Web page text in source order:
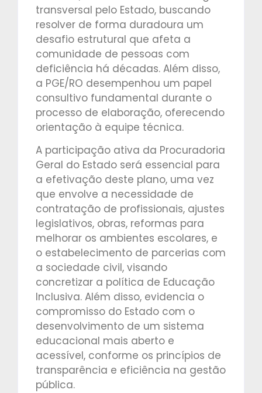
transversal pelo Estado, buscando
resolver de forma duradoura um
desafio estrutural que afeta a
comunidade de pessoas com
deficiência há décadas. Além disso,
a PGE/RO desempenhou um papel
consultivo fundamental durante o
processo de elaboração, oferecendo
orientação à equipe técnica.
A participação ativa da Procuradoria
Geral do Estado será essencial para
a efetivação deste plano, uma vez
que envolve a necessidade de
contratação de profissionais, ajustes
legislativos, obras, reformas para
melhorar os ambientes escolares, e
o estabelecimento de parcerias com
a sociedade civil, visando
concretizar a política de Educação
Inclusiva. Além disso, evidencia o
compromisso do Estado com o
desenvolvimento de um sistema
educacional mais aberto e
acessível, conforme os princípios de
transparência e eficiência na gestão
pública.